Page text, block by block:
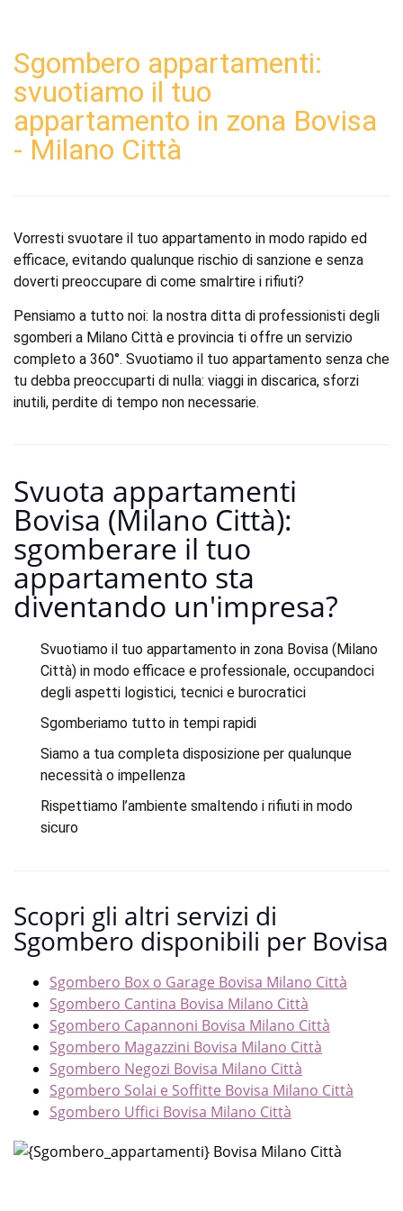
Sgombero appartamenti:
svuotiamo il tuo
appartamento in zona Bovisa
- Milano Città
Vorresti svuotare il tuo appartamento in modo rapido ed
efficace, evitando qualunque rischio di sanzione e senza
doverti preoccupare di come smalrtire i rifiuti?
Pensiamo a tutto noi: la nostra ditta di professionisti degli
sgomberi a Milano Città e provincia ti offre un servizio
completo a 360°. Svuotiamo il tuo appartamento senza che
tu debba preoccuparti di nulla: viaggi in discarica, sforzi
inutili, perdite di tempo non necessarie.
Svuota appartamenti
Bovisa (Milano Città):
sgomberare il tuo
appartamento sta
diventando un'impresa?​
Svuotiamo il tuo appartamento in zona Bovisa (Milano
Città) in modo efficace e professionale, occupandoci
degli aspetti logistici, tecnici e burocratici
Sgomberiamo tutto in tempi rapidi
Siamo a tua completa disposizione per qualunque
necessità o impellenza
Rispettiamo l’ambiente smaltendo i rifiuti in modo
sicuro
Scopri gli altri servizi di
Sgombero disponibili per Bovisa
Sgombero Box o Garage Bovisa Milano Città
Sgombero Cantina Bovisa Milano Città
Sgombero Capannoni Bovisa Milano Città
Sgombero Magazzini Bovisa Milano Città
Sgombero Negozi Bovisa Milano Città
Sgombero Solai e Soffitte Bovisa Milano Città
Sgombero Uffici Bovisa Milano Città